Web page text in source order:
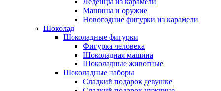
Леденцы из карамели
Машины и оружие
Новогодние фигурки из карамели
Шоколад
Шоколадные фигурки
Фигурка человека
Шоколадная машина
Шоколадные животные
Шоколадные наборы
Сладкий подарок девушке